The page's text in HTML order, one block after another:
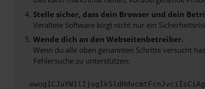
Stelle sicher, dass dein Browser und dein
Veraltete Software birgt nicht nur ein
Wende dich an den Webseitenbetreiber.
Wenn du alle oben genannten Schritte versucht
Fehlersuche zu unterstützen: